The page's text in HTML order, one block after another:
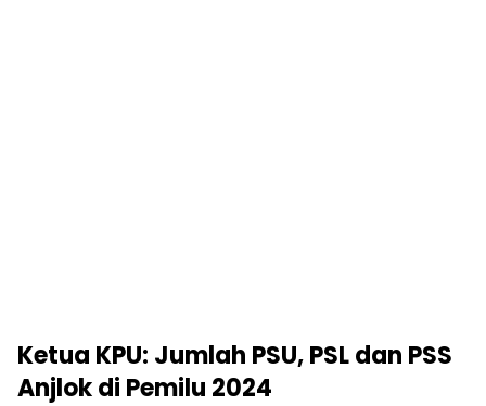
Ketua KPU: Jumlah PSU, PSL dan PSS
Anjlok di Pemilu 2024